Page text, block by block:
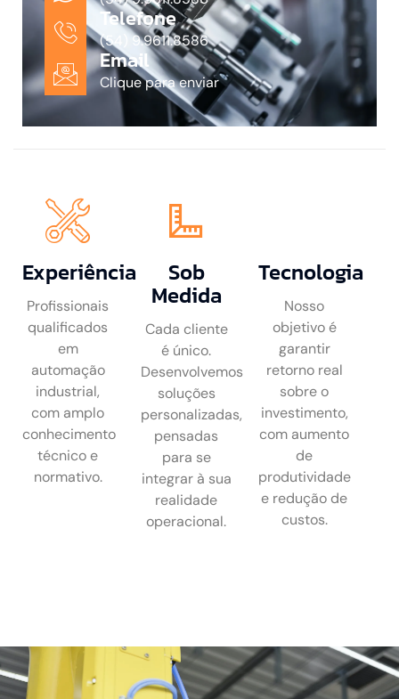
Telefone
(54) 9.9611.8586
Email
Clique para enviar
Experiência
Profissionais
qualificados
em
automação
industrial,
com amplo
conhecimento
técnico e
normativo.
Sob
Medida
Cada cliente
é único.
Desenvolvemos
soluções
personalizadas,
pensadas
para se
integrar à sua
realidade
operacional.
Tecnologia
Nosso
objetivo é
garantir
retorno real
sobre o
investimento,
com aumento
de
produtividade
e redução de
custos.